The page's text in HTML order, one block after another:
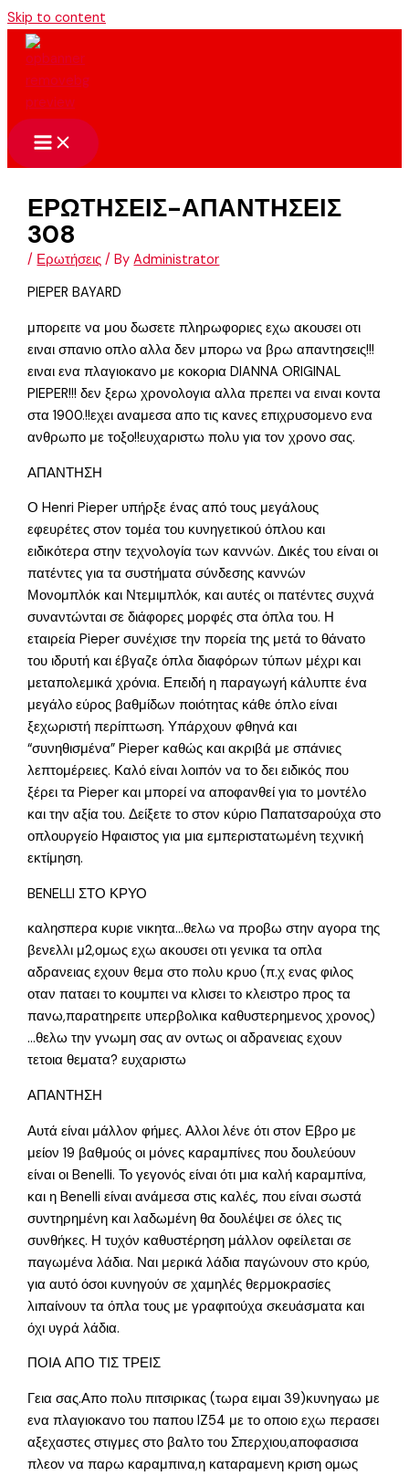
Skip to content
ΕΡΩΤΗΣΕΙΣ-ΑΠΑΝΤΗΣΕΙΣ
308
/ Ερωτήσεις / ByAdministrator
PIEPER BAYARD
μπορειτε να μου δωσετε πληρωφοριες εχω ακουσει οτι
ειναι σπανιο οπλο αλλα δεν μπορω να βρω απαντησεις!!!
ειναι ενα πλαγιοκανο με κοκορια DIANNA ORIGINAL
PIEPER!!! δεν ξερω χρονολογια αλλα πρεπει να ειναι κοντα
στα 1900.!!εχει αναμεσα απο τις κανες επιχρυσομενο ενα
ανθρωπο με τοξο!!ευχαριστω πολυ για τον χρονο σας.
ΑΠΑΝΤΗΣΗ
Ο Henri Pieper υπήρξε ένας από τους μεγάλους
εφευρέτες στον τομέα του κυνηγετικού όπλου και
ειδικότερα στην τεχνολογία των καννών. Δικές του είναι οι
πατέντες για τα συστήματα σύνδεσης καννών
Μονομπλόκ και Ντεμιμπλόκ, και αυτές οι πατέντες συχνά
συναντώνται σε διάφορες μορφές στα όπλα του. Η
εταιρεία Pieper συνέχισε την πορεία της μετά το θάνατο
του ιδρυτή και έβγαζε όπλα διαφόρων τύπων μέχρι και
μεταπολεμικά χρόνια. Επειδή η παραγωγή κάλυπτε ένα
μεγάλο εύρος βαθμίδων ποιότητας κάθε όπλο είναι
ξεχωριστή περίπτωση. Υπάρχουν φθηνά και
“συνηθισμένα” Pieper καθώς και ακριβά με σπάνιες
λεπτομέρειες. Καλό είναι λοιπόν να το δει ειδικός που
ξέρει τα Pieper και μπορεί να αποφανθεί για το μοντέλο
και την αξία του. Δείξετε το στον κύριο Παπατσαρούχα στο
οπλουργείο Ηφαιστος για μια εμπεριστατωμένη τεχνική
εκτίμηση.
BENELLI ΣΤΟ ΚΡΥΟ
καλησπερα κυριε νικητα…θελω να προβω στην αγορα της
βενελλι μ2,ομως εχω ακουσει οτι γενικα τα οπλα
αδρανειας εχουν θεμα στο πολυ κρυο (π.χ ενας φιλος
οταν παταει το κουμπει να κλισει το κλειστρο προς τα
πανω,παρατηρειτε υπερβολικα καθυστερημενος χρονος)
…θελω την γνωμη σας αν οντως οι αδρανειας εχουν
τετοια θεματα? ευχαριστω
ΑΠΑΝΤΗΣΗ
Αυτά είναι μάλλον φήμες. Αλλοι λένε ότι στον Εβρο με
μείον 19 βαθμούς οι μόνες καραμπίνες που δουλεύουν
είναι οι Benelli. Το γεγονός είναι ότι μια καλή καραμπίνα,
και η Benelli είναι ανάμεσα στις καλές, που είναι σωστά
συντηρημένη και λαδωμένη θα δουλέψει σε όλες τις
συνθήκες. Η τυχόν καθυστέρηση μάλλον οφείλεται σε
παγωμένα λάδια. Ναι μερικά λάδια παγώνουν στο κρύο,
για αυτό όσοι κυνηγούν σε χαμηλές θερμοκρασίες
λιπαίνουν τα όπλα τους με γραφιτούχα σκευάσματα και
όχι υγρά λάδια.
ΠΟΙΑ ΑΠΟ ΤΙΣ ΤΡΕΙΣ
Γεια σας.Απο πολυ πιτσιρικας (τωρα ειμαι 39)κυνηγαω με
ενα πλαγιοκανο του παπου IZ54 με το οποιο εχω περασει
αξεχαστες στιγμες στο βαλτο του Σπερχιου,αποφασισα
πλεον να παρω καραμπινα,η καταραμενη κριση ομως